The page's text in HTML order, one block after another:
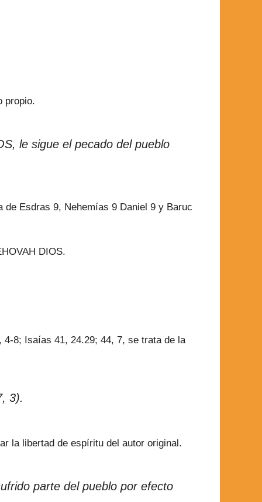
propio.
le sigue el pecado del pueblo
de Esdras 9, Nehemías 9 Daniel 9 y Baruc
DIOS.
8; Isaías 41, 24.29; 44, 7, se trata de la
3).
la libertad de espíritu del autor original.
parte del pueblo por efecto